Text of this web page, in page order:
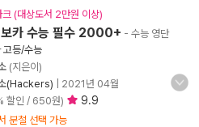
(대상도서 2만원 이상)
카 수능 필수 2000+ - 수능 영단
고등/수능
(지은이)
(Hackers)
2021년 04월
할인 / 650원) 9.9
분철 선택 가능